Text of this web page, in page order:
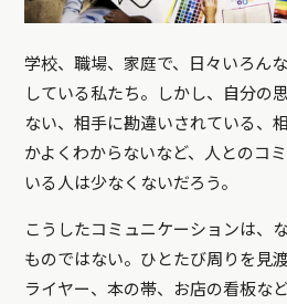
学校、職場、家庭で、日々いろん
している私たち。しかし、自分の
ない、相手に勘違いされている、
かよくわからないなど、人とのコ
いる人は少なくないだろう。
こうしたコミュニケーションは、
ものではない。ひとたび周りを見
ライヤー、本の帯、お店の看板な